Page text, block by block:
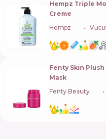
Hempz Triple
Creme
Hempz
Fenty Skin
Mask
Fenty Beauty